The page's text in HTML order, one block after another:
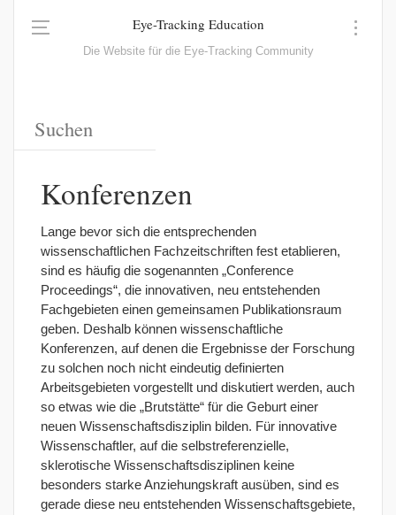
Eye-Tracking Education
Die Website für die Eye-Tracking Community
Konferenzen
Lange bevor sich die entsprechenden
wissenschaftlichen Fachzeitschriften fest etablieren,
sind es häufig die sogenannten „Conference
Proceedings“, die innovativen, neu entstehenden
Fachgebieten einen gemeinsamen Publikationsraum
geben. Deshalb können wissenschaftliche
Konferenzen, auf denen die Ergebnisse der Forschung
zu solchen noch nicht eindeutig definierten
Arbeitsgebieten vorgestellt und diskutiert werden, auch
so etwas wie die „Brutstätte“ für die Geburt einer
neuen Wissenschaftsdisziplin bilden. Für innovative
Wissenschaftler, auf die selbstreferenzielle,
sklerotische Wissenschaftsdisziplinen keine
besonders starke Anziehungskraft ausüben, sind es
gerade diese neu entstehenden Wissenschaftsgebiete,